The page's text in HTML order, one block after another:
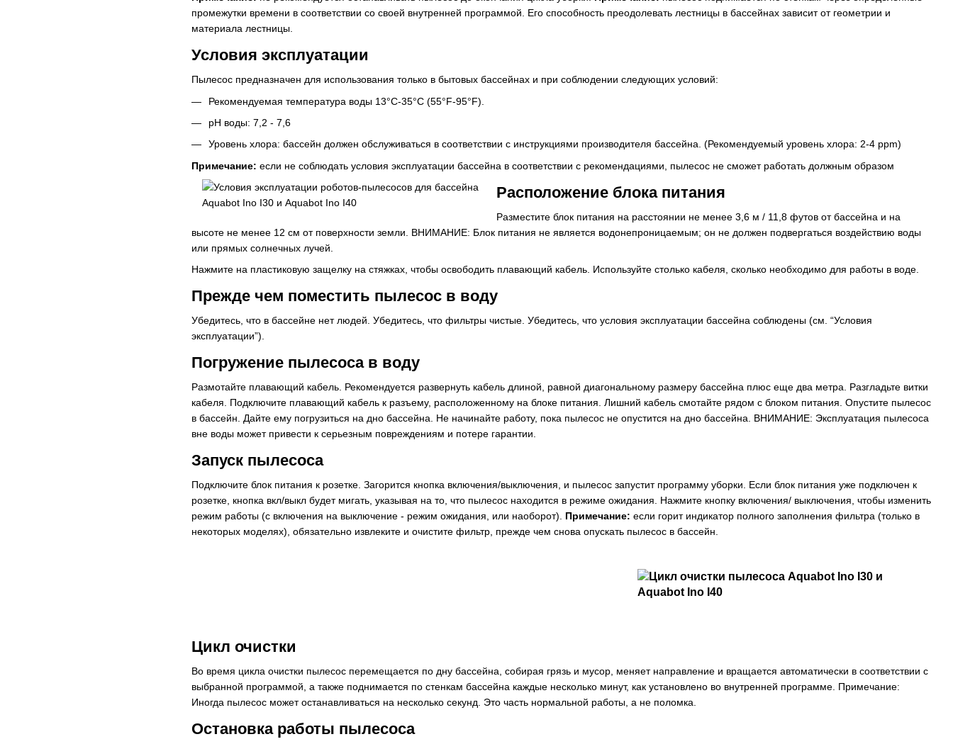
промежутки времени в соответствии со своей внутренней программой. Его способность преодолевать лестницы в бассейнах зависит от геометрии и
материала лестницы.
Условия эксплуатации
Пылесос предназначен для использования только в бытовых бассейнах и при соблюдении следующих условий:
Рекомендуемая температура воды 13°C-35°C (55°F-95°F).
pH воды: 7,2 - 7,6
Уровень хлора: бассейн должен обслуживаться в соответствии с инструкциями производителя бассейна. (Рекомендуемый уровень хлора: 2-4 ppm)
Примечание: если не соблюдать условия эксплуатации бассейна в соответствии с рекомендациями, пылесос не сможет работать должным образом
Расположение блока питания
Разместите блок питания на расстоянии не менее 3,6 м / 11,8 футов от бассейна и на
высоте не менее 12 см от поверхности земли. ВНИМАНИЕ: Блок питания не является водонепроницаемым; он не должен подвергаться воздействию воды
или прямых солнечных лучей.
Нажмите на пластиковую защелку на стяжках, чтобы освободить плавающий кабель. Используйте столько кабеля, сколько необходимо для работы в воде.
Прежде чем поместить пылесос в воду
Убедитесь, что в бассейне нет людей. Убедитесь, что фильтры чистые. Убедитесь, что условия эксплуатации бассейна соблюдены (см. “Условия
эксплуатации”).
Погружение пылесоса в воду
Размотайте плавающий кабель. Рекомендуется развернуть кабель длиной, равной диагональному размеру бассейна плюс еще два метра. Разгладьте витки
кабеля. Подключите плавающий кабель к разъему, расположенному на блоке питания. Лишний кабель смотайте рядом с блоком питания. Опустите пылесос
в бассейн. Дайте ему погрузиться на дно бассейна. Не начинайте работу, пока пылесос не опустится на дно бассейна. ВНИМАНИЕ: Эксплуатация пылесоса
вне воды может привести к серьезным повреждениям и потере гарантии.
Запуск пылесоса
Подключите блок питания к розетке. Загорится кнопка включения/выключения, и пылесос запустит программу уборки. Если блок питания уже подключен к
розетке, кнопка вкл/выкл будет мигать, указывая на то, что пылесос находится в режиме ожидания. Нажмите кнопку включения/ выключения, чтобы изменить
режим работы (с включения на выключение - режим ожидания, или наоборот). Примечание: если горит индикатор полного заполнения фильтра (только в
некоторых моделях), обязательно извлеките и очистите фильтр, прежде чем снова опускать пылесос в бассейн.
Цикл очистки
Во время цикла очистки пылесос перемещается по дну бассейна, собирая грязь и мусор, меняет направление и вращается автоматически в соответствии с
выбранной программой, а также поднимается по стенкам бассейна каждые несколько минут, как установлено во внутренней программе. Примечание:
Иногда пылесос может останавливаться на несколько секунд. Это часть нормальной работы, а не поломка.
Остановка работы пылесоса